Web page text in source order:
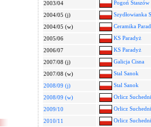
2003/04
Pogoń Staszów
2004/05 (j)
Szydłowianka
2004/05 (w)
Ceramika
2005/06
KS Paradyż
2006/07
KS Paradyż
2007/08 (j)
Galicja Cisna
2007/08 (w)
Stal Sanok
2008/09 (j)
Stal Sanok
2008/09 (w)
Orlicz
2009/10
Orlicz
2010/11
Orlicz